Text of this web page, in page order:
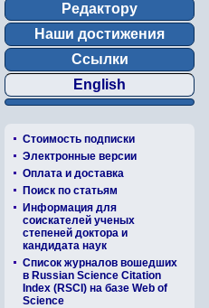
Редактору
Наши достижения
Ссылки
English
Стоимость подписки
Электронные версии
Оплата и доставка
Поиск по статьям
Информация для
соискателей ученых
степеней доктора и
кандидата наук
Список журналов вошедших
в Russian Science Citation
Index (RSCI) на базе Web of
Science